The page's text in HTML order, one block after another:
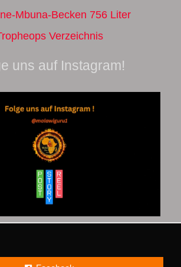
Mbuna-Becken 756 Liter
Verzeichnis
uns auf Instagram!